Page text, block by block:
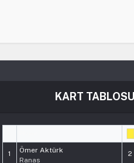
KART TABLOSU
1
Ömer Aktürk
Ranas
2